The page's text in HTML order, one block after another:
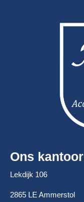
Ons kantoor
Lekdijk 106
2865 LE Ammerstol